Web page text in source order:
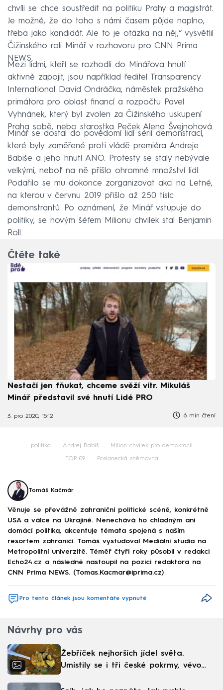
chvíli se chce soustředit na politiku Prahy a magistrát.
Je možné, že do toho s námi časem půjde naplno,
třeba jako kandidát. Ale to je otázka na něj,“ vysvětlil
Čižinského roli Minář v rozhovoru pro CNN Prima
NEWS.
Mezi lidmi, kteří se rozhodli do Minářova hnutí
aktivně zapojit, jsou například ředitel Transparency
International David Ondráčka, náměstek pražského
primátora pro oblast financí a rozpočtu Pavel
Vyhnánek, který byl zvolen za Čižinského uskupení
Praha sobě, nebo starostka Peček Alena Švejnohová.
Minář se dostal do povědomí lidí sérií demonstrací,
které byly zaměřené proti vládě premiéra Andreje
Babiše a jeho hnutí ANO. Protesty se staly nebývale
velkými, neboť na ně přišlo ohromné množství lidí.
Podařilo se mu dokonce zorganizovat akci na Letné,
na kterou v červnu 2019 přišlo až 250 tisíc
demonstrantů. Po oznámení, že Minář vstupuje do
politiky, se novým šéfem Milionu chvilek stal Benjamin
Roll.
Čtěte také
Nestačí jen fňukat, chceme svěží vítr. Mikuláš
Minář představil své hnutí Lidé PRO
3. pro 2020, 15:12 6 min čtení
politika Andrej Babiš Milion chvilek pro demokracii
TOP 09 Poslanecká sněmovna
Tomáš Kačmár
Věnuje se převážně zahraniční politické scéně, konkrétně
USA a válce na Ukrajině. Nenechává ho chladným ani
domácí politika, akcentuje témata spojená s naším
resortem zahraničí. Tomáš vystudoval Mediální studia na
Metropolitní univerzitě. Téměř čtyři roky působil v redakci
Echo24.cz a následně nastoupil na pozici redaktora na
CNN Prima NEWS. (Tomas.Kacmar@iprima.cz)
Pro tento článek jsou komentáře vypnuté
Návrhy pro vás
Žebříček nejhorších jídel světa.
Umístily se i tři české pokrmy, vévodí